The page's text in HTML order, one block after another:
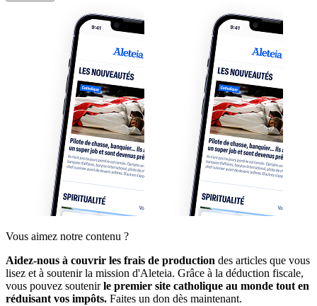
Vous aimez notre contenu ?
Aidez-nous à couvrir les frais de production des articles que vous
lisez et à soutenir la mission d'Aleteia. Grâce à la déduction fiscale,
vous pouvez soutenirle premier site catholique au monde tout en
réduisant vos impôts. Faites un don dès maintenant.